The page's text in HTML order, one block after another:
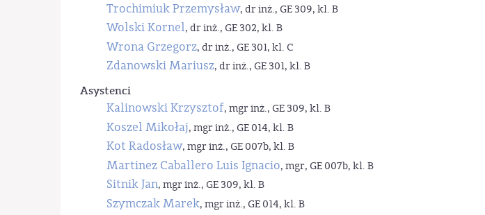
Trochimiuk Przemysław, dr inż., GE 309, kl. B
Wolski Kornel, dr inż., GE 302, kl. B
Wrona Grzegorz, dr inż., GE 301, kl. C
Zdanowski Mariusz, dr inż., GE 301, kl. B
Asystenci
Kalinowski Krzysztof, mgr inż., GE 309, kl. B
Koszel Mikołaj, mgr inż., GE 014, kl. B
Kot Radosław, mgr inż., GE 007b, kl. B
Martinez Caballero Luis Ignacio, mgr, GE 007b, kl. B
Sitnik Jan, mgr inż., GE 309, kl. B
Szymczak Marek, mgr inż., GE 014, kl. B